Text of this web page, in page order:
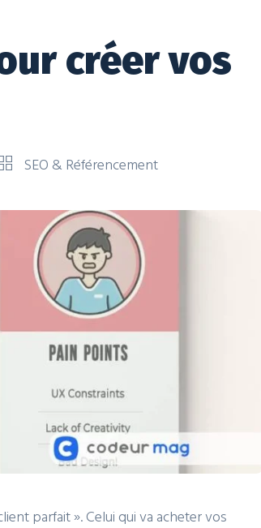
créer vos
SEO & Référencement
parfait ». Celui qui va acheter vos